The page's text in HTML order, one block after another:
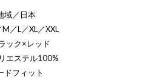
域／日本
／L／XL／XXL
ック×レッド
エステル100%
ドフィット